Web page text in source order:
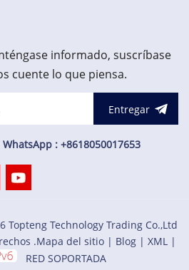
informado, suscríbase
cuente lo que piensa.
Entregar
WhatsApp : +8618050017653
Topteng Technology Trading Co.,Ltd
.Mapa del sitio | Blog | XML |
RED SOPORTADA